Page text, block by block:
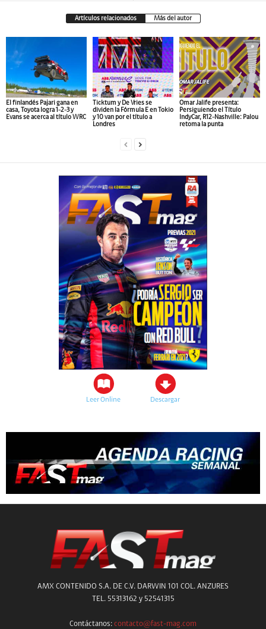
Artículos relacionados Más del autor
El finlandés Pajari gana en
casa, Toyota logra 1-2-3 y
Evans se acerca al título WRC
Ticktum y De Vries se
dividen la Fórmula E en Tokio
y 10 van por el título a
Londres
Omar Jalife presenta:
Persiguiendo el Título
IndyCar, R12-Nashville: Palou
retoma la punta
Leer Online Descargar
AMX CONTENIDO S.A. DE C.V. DARWIN 101 COL. ANZURES
TEL. 55313162 y 52541315
Contáctanos: contacto@fast-mag.com